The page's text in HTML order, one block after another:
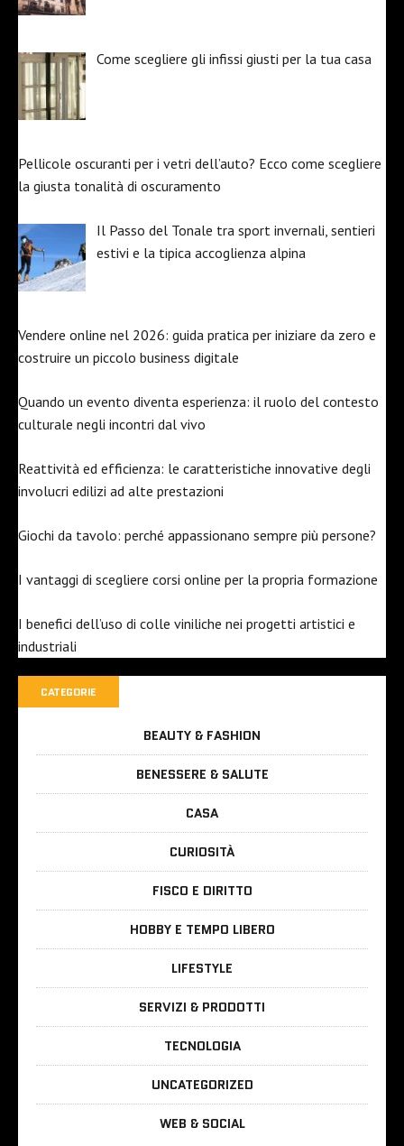
Come scegliere gli infissi giusti per la tua casa
Pellicole oscuranti per i vetri dell’auto? Ecco come scegliere
la giusta tonalità di oscuramento
Il Passo del Tonale tra sport invernali, sentieri
estivi e la tipica accoglienza alpina
Vendere online nel 2026: guida pratica per iniziare da zero e
costruire un piccolo business digitale
Quando un evento diventa esperienza: il ruolo del contesto
culturale negli incontri dal vivo
Reattività ed efficienza: le caratteristiche innovative degli
involucri edilizi ad alte prestazioni
Giochi da tavolo: perché appassionano sempre più persone?
I vantaggi di scegliere corsi online per la propria formazione
I benefici dell’uso di colle viniliche nei progetti artistici e
industriali
CATEGORIE
BEAUTY & FASHION
BENESSERE & SALUTE
CASA
CURIOSITÀ
FISCO E DIRITTO
HOBBY E TEMPO LIBERO
LIFESTYLE
SERVIZI & PRODOTTI
TECNOLOGIA
UNCATEGORIZED
WEB & SOCIAL